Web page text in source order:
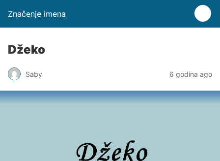
Značenje imena
Džeko
Saby 6 godina ago